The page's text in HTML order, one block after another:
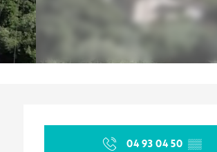
Ouverture et
04 93 04 50 ▒▒